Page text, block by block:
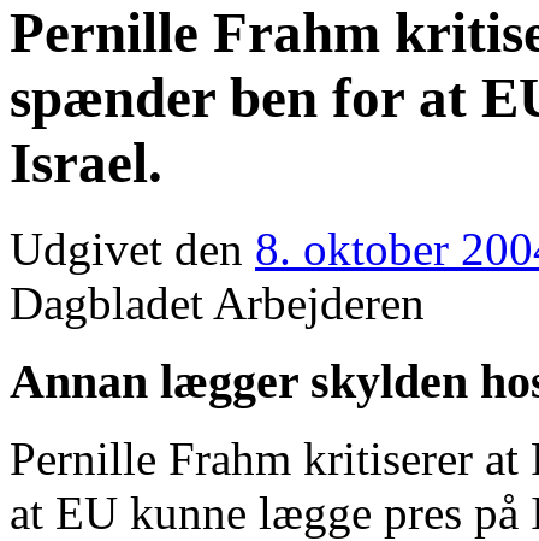
Pernille Frahm
spænder ben for at
Israel.
Udgivet den 8. oktober
Dagbladet Arbejderen
Annan lægger skylden
Pernille Frahm kritiserer
at EU kunne lægge pres på